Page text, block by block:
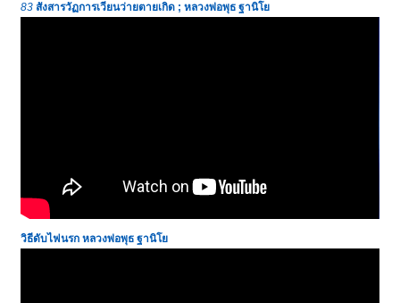
83 สังสารวัฏการเวียนว่ายตายเกิด ; หลวงพ่อพุธ ฐานิโย
วิธีดับไฟนรกหลวงพ่อพุธ ฐานิโย